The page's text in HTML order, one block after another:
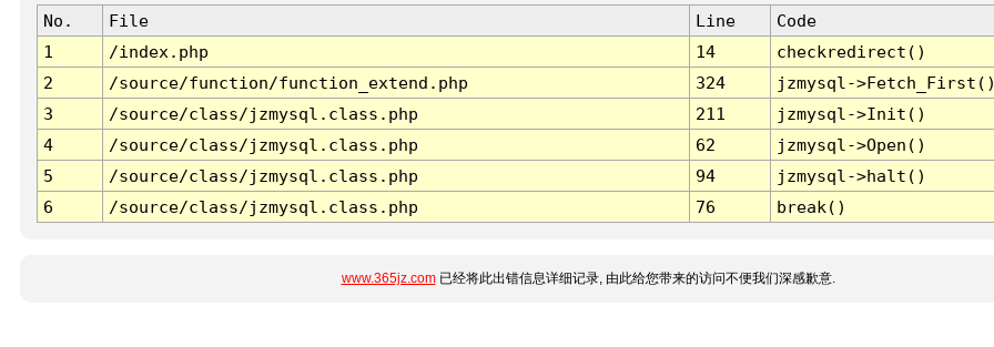
No. File Line
Code
1
/index.php 14
checkredirect()
2
/source/function/function_extend.php 324
jzmysql-
3
/source/class/jzmysql.class.php 211
jzmysql->Init()
4
/source/class/jzmysql.class.php 62
jzmysql->Open()
5
/source/class/jzmysql.class.php 94
jzmysql->halt()
6
/source/class/jzmysql.class.php 76 break()
www.365jz.com已经将此出错信息详细记录, 由此给您带来的访问不便我们深感歉意.